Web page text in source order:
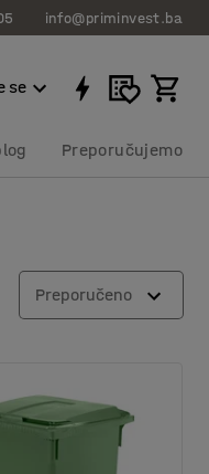
info@priminvest.ba
se
Preporučujemo
Preporučeno